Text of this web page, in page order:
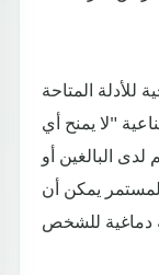
للأدلة المتاحة
"لا يمنح أي
البالغين أو
يمكن أن